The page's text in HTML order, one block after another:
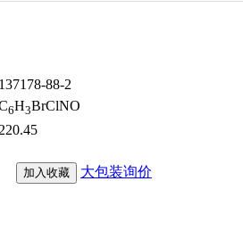
137178-88-2
6H3BrClNO
220.45
加入收藏 大包装询价